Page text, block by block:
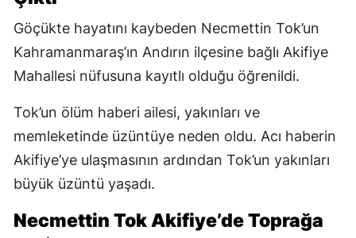
Göçükte hayatını kaybeden Necmettin Tok’un
Kahramanmaraş’ın Andırın ilçesine bağlı Akifiye
Mahallesi nüfusuna kayıtlı olduğu öğrenildi.
Tok’un ölüm haberi ailesi, yakınları ve
memleketinde üzüntüye neden oldu. Acı haberin
Akifiye’ye ulaşmasının ardından Tok’un yakınları
büyük üzüntü yaşadı.
Necmettin Tok Akifiye’de Toprağa